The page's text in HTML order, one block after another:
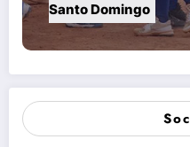
Santo Domingo